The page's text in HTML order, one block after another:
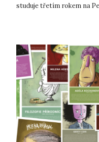
studuje třetím rokem na